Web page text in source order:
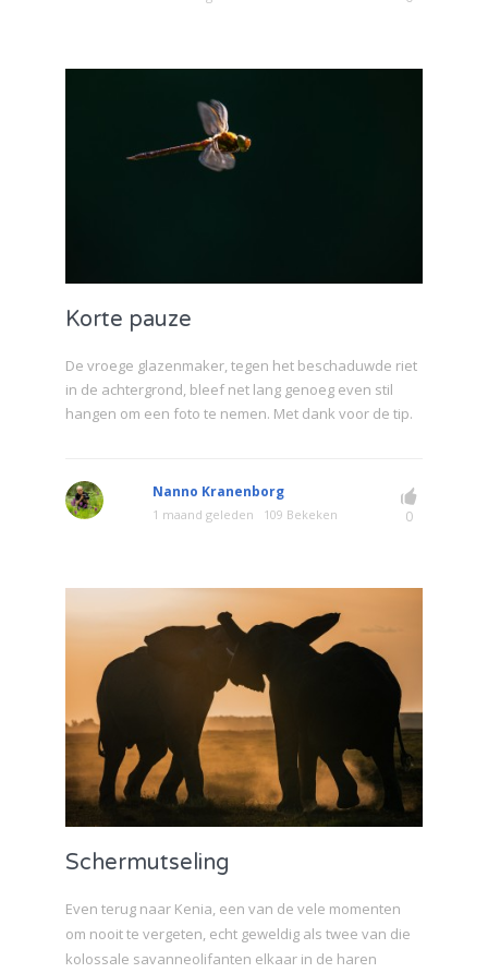
Korte pauze
De vroege glazenmaker, tegen het beschaduwde riet
in de achtergrond, bleef net lang genoeg even stil
hangen om een foto te nemen. Met dank voor de tip.
Nanno Kranenborg
1 maand geleden 109 Bekeken 0
Schermutseling
Even terug naar Kenia, een van de vele momenten
om nooit te vergeten, echt geweldig als twee van die
kolossale savanneolifanten elkaar in de haren